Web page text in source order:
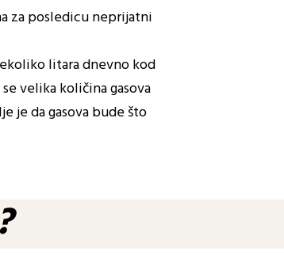
za posledicu neprijatni
litara dnevno kod
velika količina gasova
je da gasova bude što